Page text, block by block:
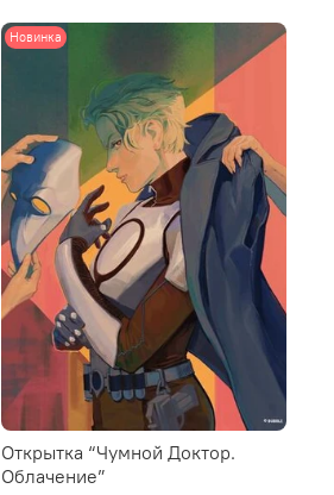
Новинка
Открытка “Чумной Доктор.
Облачение”